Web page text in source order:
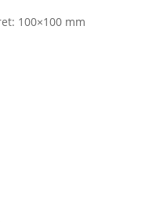
100×100 mm